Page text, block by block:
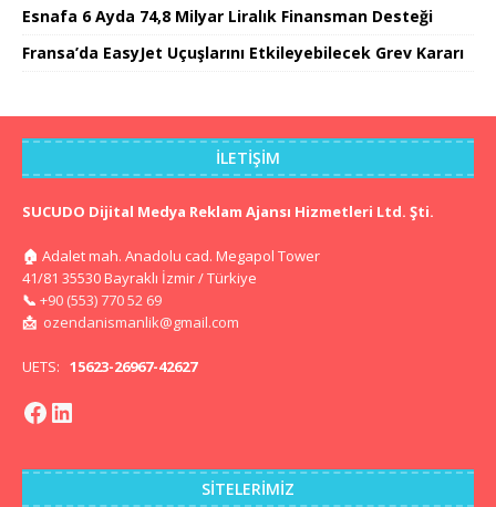
Esnafa 6 Ayda 74,8 Milyar Liralık Finansman Desteği
Fransa’da EasyJet Uçuşlarını Etkileyebilecek Grev Kararı
İLETIŞIM
SUCUDO Dijital Medya Reklam Ajansı Hizmetleri Ltd. Şti.
🏠 Adalet mah. Anadolu cad. Megapol Tower
41/81 35530 Bayraklı İzmir / Türkiye
📞 +90 (553) 770 52 69
📩 ozendanismanlik@gmail.com
UETS: 15623-26967-42627
SITELERIMIZ